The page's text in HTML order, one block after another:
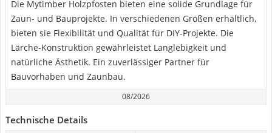
Die Mytimber Holzpfosten bieten eine solide Grundlage für
Zaun- und Bauprojekte. In verschiedenen Größen erhältlich,
bieten sie Flexibilität und Qualität für DIY-Projekte. Die
Lärche-Konstruktion gewährleistet Langlebigkeit und
natürliche Ästhetik. Ein zuverlässiger Partner für
Bauvorhaben und Zaunbau.
08/2026
Technische Details